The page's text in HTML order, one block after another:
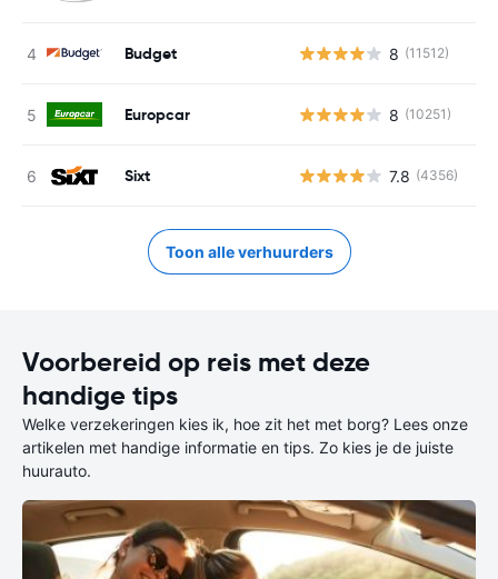
Budget 8 (11512)
Europcar 8 (10251)
Sixt 7.8 (4356)
Toon alle verhuurders
Voorbereid op reis met deze
handige tips
Welke verzekeringen kies ik, hoe zit het met borg? Lees onze
artikelen met handige informatie en tips. Zo kies je de juiste
huurauto.